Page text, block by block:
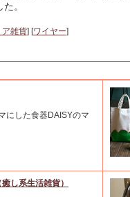
。
雑貨] [ワイヤー]
にした食器DAISYのマ
し系生活雑貨）